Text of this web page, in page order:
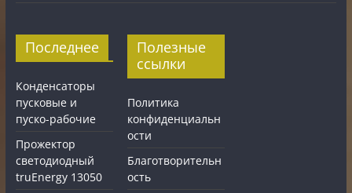
Последнее
Конденсаторы
пусковые и
пуско-рабочие
Прожектор
светодиодный
truEnergy 13050
Полезные
ссылки
Политика
конфиденциальн
ости
Благотворительн
ость